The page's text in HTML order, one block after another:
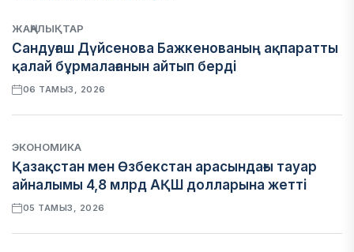
ЖАҢАЛЫҚТАР
Сандуғаш Дүйсенова Бажкенованың ақпаратты
қалай бұрмалағанын айтып берді
06 ТАМЫЗ, 2026
ЭКОНОМИКА
Қазақстан мен Өзбекстан арасындағы тауар
айналымы 4,8 млрд АҚШ долларына жетті
05 ТАМЫЗ, 2026